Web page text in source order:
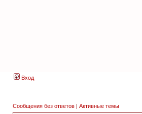
Вход
Сообщения без ответов | Активные темы